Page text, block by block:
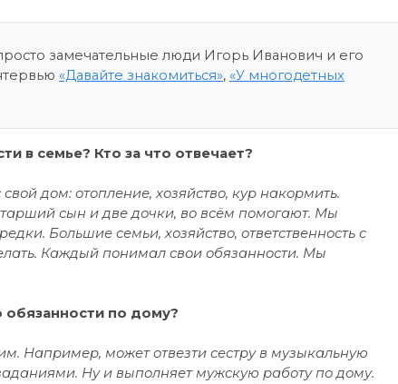
замечательные люди Игорь Иванович и его
«Давайте знакомиться», «У многодетных
в семье? Кто за что отвечает?
дом: отопление, хозяйство, кур накормить.
сын и две дочки, во всём помогают. Мы
Большие семьи, хозяйство, ответственность с
Каждый понимал свои обязанности. Мы
обязанности по дому?
Например, может отвезти сестру в музыкальную
Ну и выполняет мужскую работу по дому.